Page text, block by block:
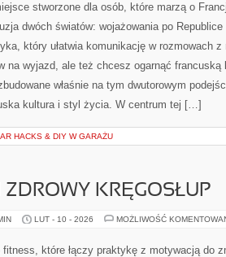
stworzone dla osób, które marzą o
dwóch światów: wojażowania po
który ułatwia komunikację w rozmowach
na wyjazd, ale też chcesz ogarnąć
właśnie na tym dwutorowym
kultura i styl życia. W centrum tej […]
HACKS & DIY W GARAŻU
ZDROWY KRĘGOSŁUP
LUT - 10 - 2026 MOŻLIWOŚĆ
które łączy praktykę z motywacją do